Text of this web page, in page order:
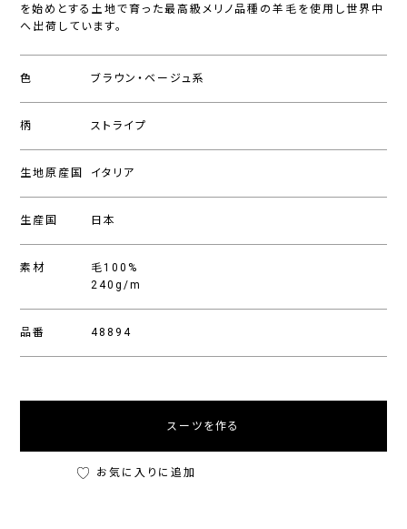
を始めとする土地で育った最高級メリノ品種の羊毛を使用し世界中
へ出荷しています。
色 ブラウン・ベージュ系
柄 ストライプ
生地原産国 イタリア
生産国 日本
素材
毛100%
240g/m
品番 48894
スーツを作る
お気に入りに追加